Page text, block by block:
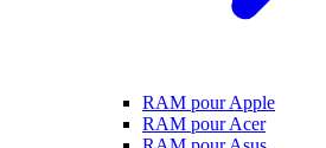
RAM pour Apple
RAM pour Acer